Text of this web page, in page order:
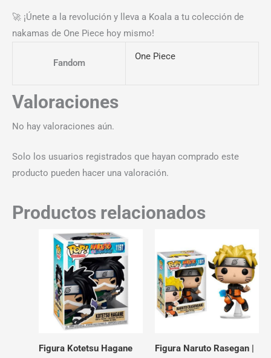
🚀 ¡Únete a la revolución y lleva a Koala a tu colección de
nakamas de One Piece hoy mismo!
Fandom
One Piece
Valoraciones
No hay valoraciones aún.
Solo los usuarios registrados que hayan comprado este
producto pueden hacer una valoración.
Productos relacionados
Figura Kotetsu Hagane
Figura Naruto Rasegan |